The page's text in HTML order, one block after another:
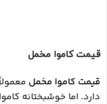
قیمت کاموا مخمل
قیمت کاموا مخمل
دارد. اما خوشبختانه